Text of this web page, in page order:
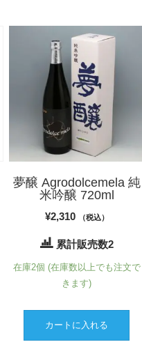
夢醸 Agrodolcemela 純
米吟醸 720ml
¥2,310 （税込）
累計販売数2
在庫2個 (在庫数以上でも注文で
きます)
カートに入れる